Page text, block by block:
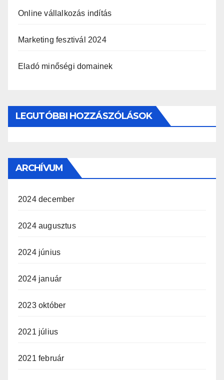
Online vállalkozás indítás
Marketing fesztivál 2024
Eladó minőségi domainek
LEGUTÓBBI HOZZÁSZÓLÁSOK
ARCHÍVUM
2024 december
2024 augusztus
2024 június
2024 január
2023 október
2021 július
2021 február